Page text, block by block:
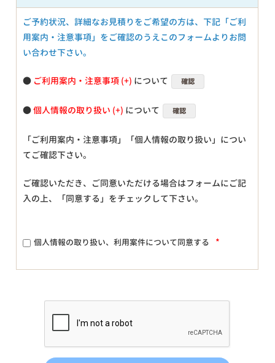
ご予約状況、詳細なお見積りをご希望の方は、下記「ご利
用案内・注意事項」をご確認のうえこのフォームよりお問
い合わせ下さい。
● ご利用案内・注意事項 について 確認
●個人情報の取り扱い について 確認
「ご利用案内・注意事項」「個人情報の取り扱い」につい
てご確認下さい。
ご確認いただき、ご同意いただける場合はフォームにご記
入の上、「同意する」をチェックして下さい。
個人情報の取り扱い、利用案件について同意する *